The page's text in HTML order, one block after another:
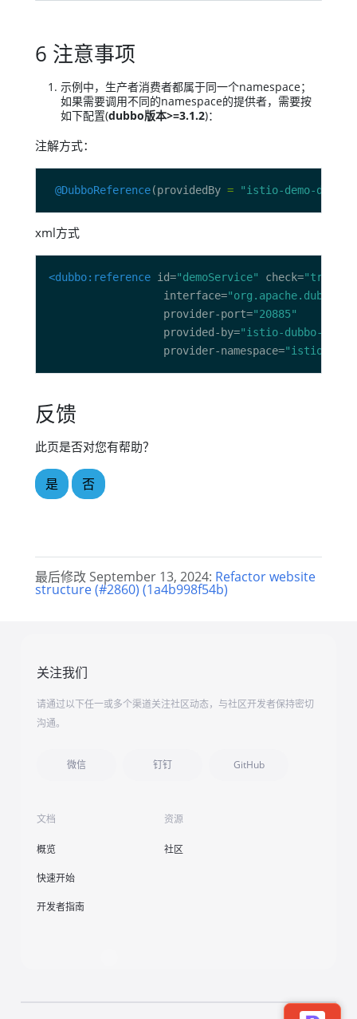
6 注意事项
示例中，生产者消费者都属于同一个namespace；
如果需要调用不同的namespace的提供者，需要按
如下配置(dubbo版本>=3.1.2)：
注解方式：
@DubboReference(providedBy = "istio-demo-
xml方式
<dubbo:reference id="demoService" check="true"
                  interface=
                  provider-port=
"20885"
                  provided-by=
"istio-dubbo-
                  provider-namespace=
"istio-
反馈
此页是否对您有帮助？
是 否
最后修改 September 13, 2024: Refactor website
structure (#2860) (1a4b998f54b)
关注我们
请通过以下任一或多个渠道关注社区动态，与社区开发者保持密切
沟通。
微信 钉钉 GitHub
文档
概览
快速开始
开发者指南
资源
社区